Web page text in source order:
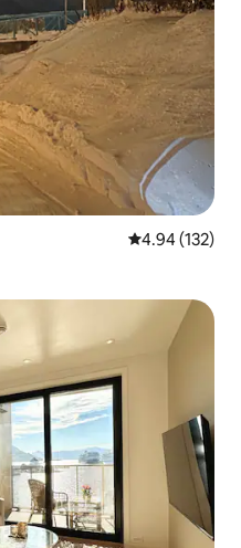
평점 4.94점(5
4.94 (132)